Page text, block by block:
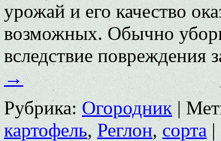
урожай и его качество
возможных. Обычно
вследствие
→
Рубрика: Огородник |
картофель,Реглон,сорта |